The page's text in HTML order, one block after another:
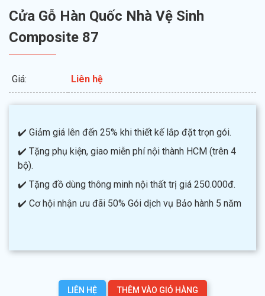
Cửa Gỗ Hàn Quốc Nhà Vệ Sinh
Composite 87
Giá: Liên hệ
✔️ Giảm giá lên đến 25% khi thiết kế lắp đặt trọn gói.
✔️ Tặng phụ kiện, giao miễn phí nội thành HCM (trên 4
bộ).
✔️ Tặng đồ dùng thông minh nội thất trị giá 250.000đ.
✔️ Cơ hội nhận ưu đãi 50% Gói dịch vụ Bảo hành 5 năm
LIÊN HỆ THÊM VÀO GIỎ HÀNG